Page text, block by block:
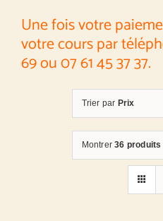
Une fois votre
votre cours par
69 ou 07 61 45 37 37.
Trier par Prix
Montrer36 produits